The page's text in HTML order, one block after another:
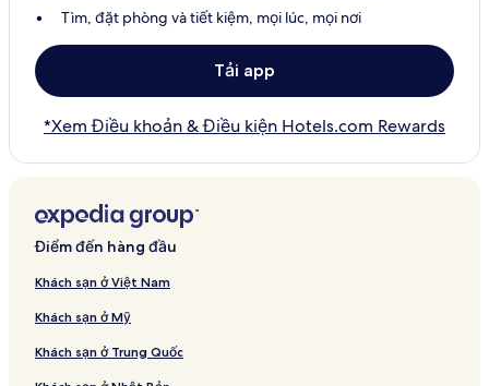
Tìm, đặt phòng và tiết kiệm, mọi lúc, mọi nơi
Tải app
*Xem Điều khoản & Điều kiện Hotels.com Rewards
Điểm đến hàng đầu
Khách sạn ở Việt Nam
Khách sạn ở Mỹ
Khách sạn ở Trung Quốc